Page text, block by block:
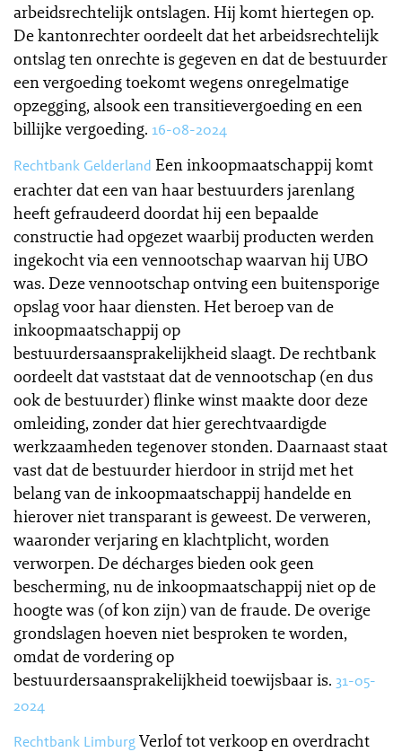
arbeidsrechtelijk ontslagen. Hij komt hiertegen op.
De kantonrechter oordeelt dat het arbeidsrechtelijk
ontslag ten onrechte is gegeven en dat de bestuurder
een vergoeding toekomt wegens onregelmatige
opzegging, alsook een transitievergoeding en een
billijke vergoeding. 16-08-2024
Rechtbank Gelderland Een inkoopmaatschappij komt
erachter dat een van haar bestuurders jarenlang
heeft gefraudeerd doordat hij een bepaalde
constructie had opgezet waarbij producten werden
ingekocht via een vennootschap waarvan hij UBO
was. Deze vennootschap ontving een buitensporige
opslag voor haar diensten. Het beroep van de
inkoopmaatschappij op
bestuurdersaansprakelijkheid slaagt. De rechtbank
oordeelt dat vaststaat dat de vennootschap (en dus
ook de bestuurder) flinke winst maakte door deze
omleiding, zonder dat hier gerechtvaardigde
werkzaamheden tegenover stonden. Daarnaast staat
vast dat de bestuurder hierdoor in strijd met het
belang van de inkoopmaatschappij handelde en
hierover niet transparant is geweest. De verweren,
waaronder verjaring en klachtplicht, worden
verworpen. De décharges bieden ook geen
bescherming, nu de inkoopmaatschappij niet op de
hoogte was (of kon zijn) van de fraude. De overige
grondslagen hoeven niet besproken te worden,
omdat de vordering op
bestuurdersaansprakelijkheid toewijsbaar is. 31-05-
2024
Rechtbank LimburgVerlof tot verkoop en overdracht